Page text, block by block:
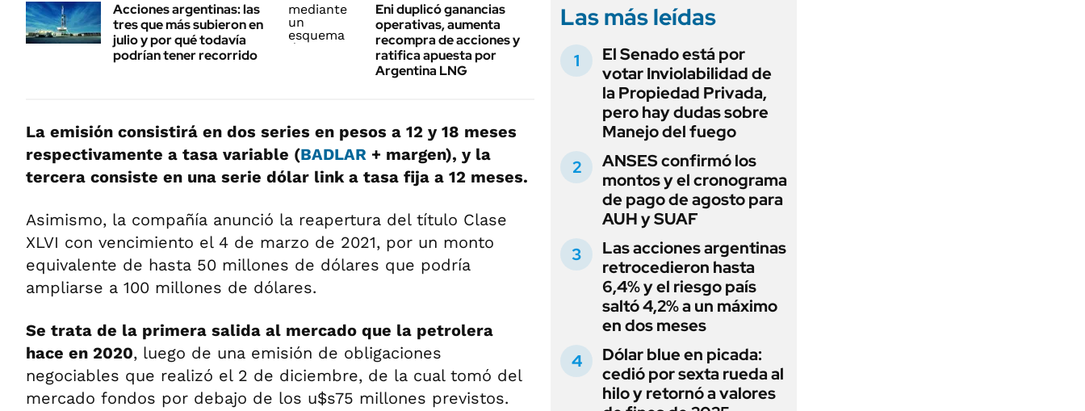
Acciones argentinas: las
tres que más subieron en
julio y por qué todavía
podrían tener recorrido
Eni duplicó ganancias
operativas, aumenta
recompra de acciones y
ratifica apuesta por
Argentina LNG
La emisión consistirá en dos series en pesos a 12 y 18 meses
respectivamente a tasa variable (BADLAR + margen), y la
tercera consiste en una serie dólar link a tasa fija a 12 meses.
Asimismo, la compañía anunció la reapertura del título Clase
XLVI con vencimiento el 4 de marzo de 2021, por un monto
equivalente de hasta 50 millones de dólares que podría
ampliarse a 100 millones de dólares.
Se trata de la primera salida al mercado que la petrolera
hace en 2020, luego de una emisión de obligaciones
negociables que realizó el 2 de diciembre, de la cual tomó del
mercado fondos por debajo de los u$s75 millones previstos.
Las más leídas
El Senado está por
votar Inviolabilidad de
la Propiedad Privada,
pero hay dudas sobre
Manejo del fuego
ANSES confirmó los
montos y el cronograma
de pago de agosto para
AUH y SUAF
Las acciones argentinas
retrocedieron hasta
6,4% y el riesgo país
saltó 4,2% a un máximo
en dos meses
Dólar blue en picada:
cedió por sexta rueda al
hilo y retornó a valores